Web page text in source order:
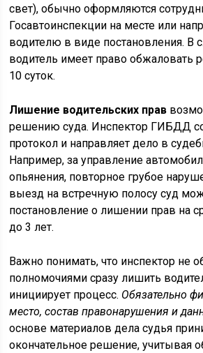
свет), обычно оформляются
Госавтоинспекции на месте или
водителю в виде постановления. В
водитель имеет право обжаловать
10 суток.
Лишение водительских прав
решению суда. Инспектор ГИБДД
протокол и направляет дело в
Например, за управление
опьянения, повторное грубое
выезд на встречную полосу суд
постановление о лишении прав на
до 3 лет.
Важно понимать, что инспектор не
полномочиями сразу лишить
инициирует процесс. Обязательно
место, состав правонарушения и
основе материалов дела судья
окончательное решение, учитывая